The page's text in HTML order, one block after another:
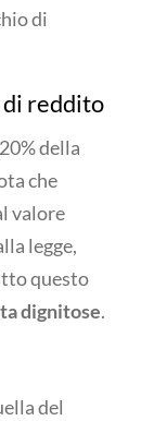
di
di reddito
della
che
valore
legge,
questo
dignitose.
del